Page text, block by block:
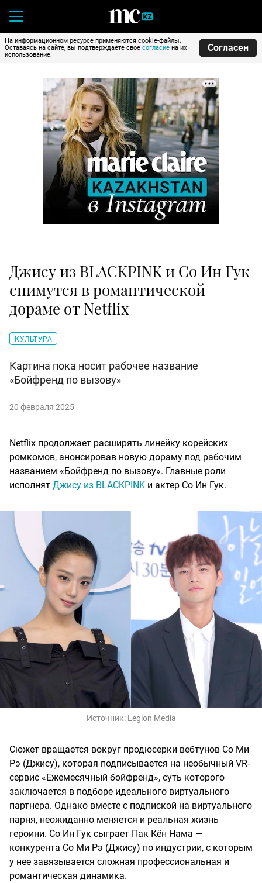
На информационном ресурсе применяются cookie-файлы.
Оставаясь на сайте, вы подтверждаете свое согласие на их
использование.
Согласен
Джису из BLACKPINK и Со Ин Гук
снимутся в романтической
дораме от Netflix
КУЛЬТУРА
Картина пока носит рабочее название
«Бойфренд по вызову»
20 февраля 2025
Netflix продолжает расширять линейку корейских
ромкомов, анонсировав новую дораму под рабочим
названием «Бойфренд по вызову». Главные роли
исполнят Джису из BLACKPINK и актер Со Ин Гук.
Источник: Legion Media
Сюжет вращается вокруг продюсерки вебтунов Со Ми
Рэ (Джису), которая подписывается на необычный VR-
сервис «Ежемесячный бойфренд», суть которого
заключается в подборе идеального виртуального
партнера. Однако вместе с подпиской на виртуального
парня, неожиданно меняется и реальная жизнь
героини. Со Ин Гук сыграет Пак Кён Нама —
конкурента Со Ми Рэ (Джису) по индустрии, с которым
у нее завязывается сложная профессиональная и
романтическая динамика.